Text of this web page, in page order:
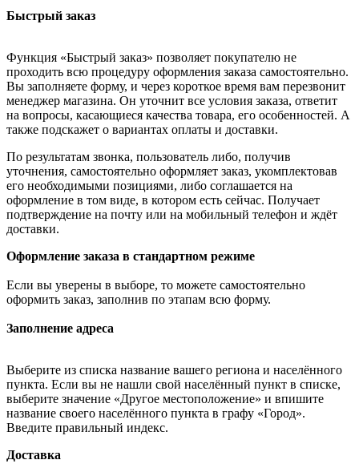
Быстрый заказ
Функция «Быстрый заказ» позволяет покупателю не
проходить всю процедуру оформления заказа самостоятельно.
Вы заполняете форму, и через короткое время вам перезвонит
менеджер магазина. Он уточнит все условия заказа, ответит
на вопросы, касающиеся качества товара, его особенностей. А
также подскажет о вариантах оплаты и доставки.
По результатам звонка, пользователь либо, получив
уточнения, самостоятельно оформляет заказ, укомплектовав
его необходимыми позициями, либо соглашается на
оформление в том виде, в котором есть сейчас. Получает
подтверждение на почту или на мобильный телефон и ждёт
доставки.
Оформление заказа в стандартном режиме
Если вы уверены в выборе, то можете самостоятельно
оформить заказ, заполнив по этапам всю форму.
Заполнение адреса
Выберите из списка название вашего региона и населённого
пункта. Если вы не нашли свой населённый пункт в списке,
выберите значение «Другое местоположение» и впишите
название своего населённого пункта в графу «Город».
Введите правильный индекс.
Доставка